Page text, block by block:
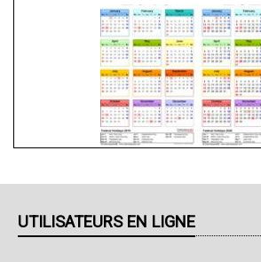
UTILISATEURS EN LIGNE